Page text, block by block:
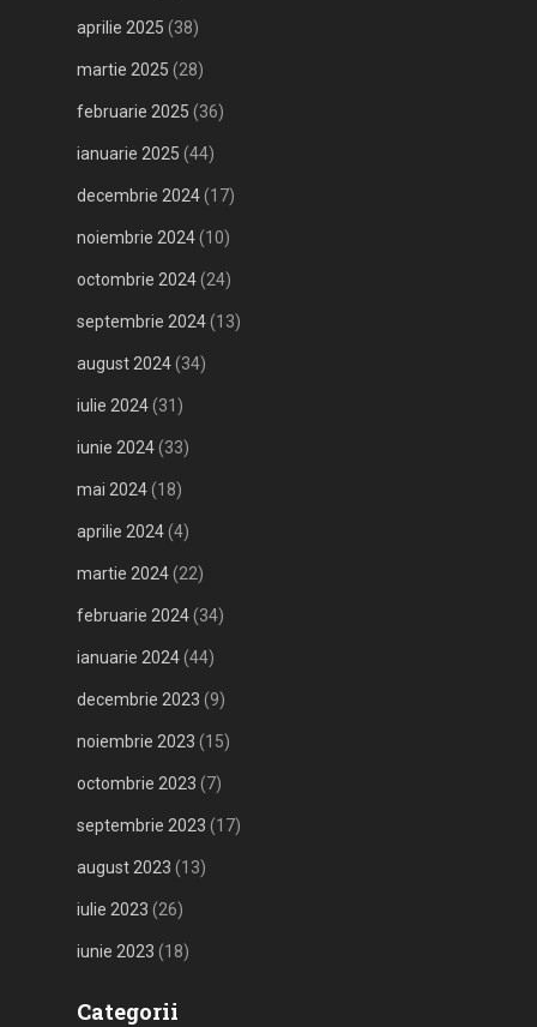
aprilie 2025 (38)
martie 2025 (28)
februarie 2025 (36)
ianuarie 2025 (44)
decembrie 2024(17)
noiembrie 2024(10)
octombrie 2024(24)
septembrie 2024(13)
august 2024(34)
iulie 2024(31)
iunie 2024(33)
mai 2024(18)
aprilie 2024(4)
martie 2024(22)
februarie 2024(34)
ianuarie 2024(44)
decembrie 2023 (9)
noiembrie 2023 (15)
octombrie 2023 (7)
septembrie 2023 (17)
august 2023 (13)
iulie 2023 (26)
iunie 2023 (18)
Categorii